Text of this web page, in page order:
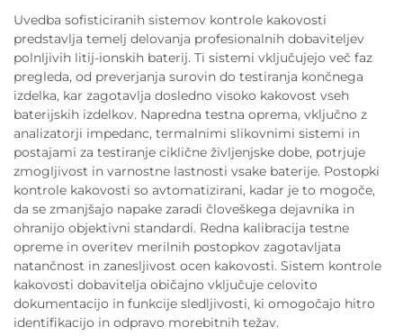
Uvedba sofisticiranih sistemov kontrole kakovosti
predstavlja temelj delovanja profesionalnih dobaviteljev
polnljivih litij-ionskih baterij. Ti sistemi vključujejo več faz
pregleda, od preverjanja surovin do testiranja končnega
izdelka, kar zagotavlja dosledno visoko kakovost vseh
baterijskih izdelkov. Napredna testna oprema, vključno z
analizatorji impedanc, termalnimi slikovnimi sistemi in
postajami za testiranje ciklične življenjske dobe, potrjuje
zmogljivost in varnostne lastnosti vsake baterije. Postopki
kontrole kakovosti so avtomatizirani, kadar je to mogoče,
da se zmanjšajo napake zaradi človeškega dejavnika in
ohranijo objektivni standardi. Redna kalibracija testne
opreme in overitev merilnih postopkov zagotavljata
natančnost in zanesljivost ocen kakovosti. Sistem kontrole
kakovosti dobavitelja običajno vključuje celovito
dokumentacijo in funkcije sledljivosti, ki omogočajo hitro
identifikacijo in odpravo morebitnih težav.